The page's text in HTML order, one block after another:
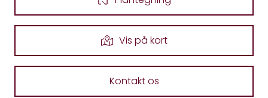
Vis på kort
Kontakt os